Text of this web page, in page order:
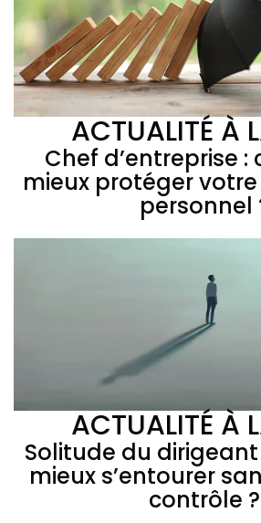
ACTUALITÉ À
Chef d’entreprise
mieux protéger
personnel
ACTUALITÉ À
Solitude du
mieux s’entourer
contrôle ?